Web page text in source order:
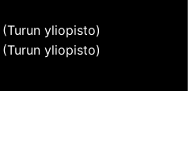
(Turun yliopisto)
(Turun yliopisto)